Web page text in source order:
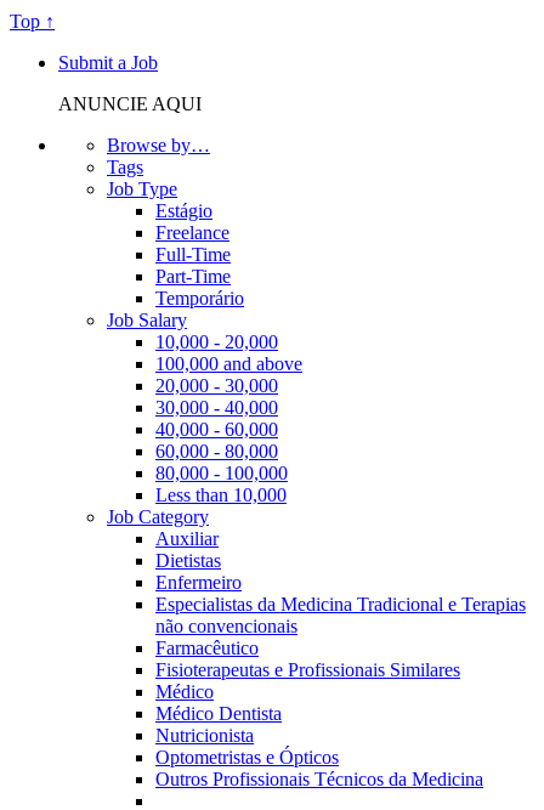
Top ↑
Submit a Job
ANUNCIE AQUI
Browse by…
Tags
Job Type
Estágio
Freelance
Full-Time
Part-Time
Temporário
Job Salary
10,000 - 20,000
100,000 and above
20,000 - 30,000
30,000 - 40,000
40,000 - 60,000
60,000 - 80,000
80,000 - 100,000
Less than 10,000
Job Category
Auxiliar
Dietistas
Enfermeiro
Especialistas da Medicina Tradicional e Terapias
não convencionais
Farmacêutico
Fisioterapeutas e Profissionais Similares
Médico
Médico Dentista
Nutricionista
Optometristas e Ópticos
Outros Profissionais Técnicos da Medicina